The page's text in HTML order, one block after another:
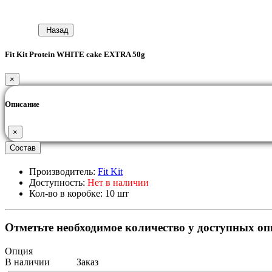
Назад
Fit Kit Protein WHITE cake EXTRA 50g
×
Описание
×
Состав
Производитель: Fit Kit
Доступность: Нет в наличии
Кол-во в коробке: 10 шт
Отметьте необходимое количество у доступных
Опция
В наличии
Заказ